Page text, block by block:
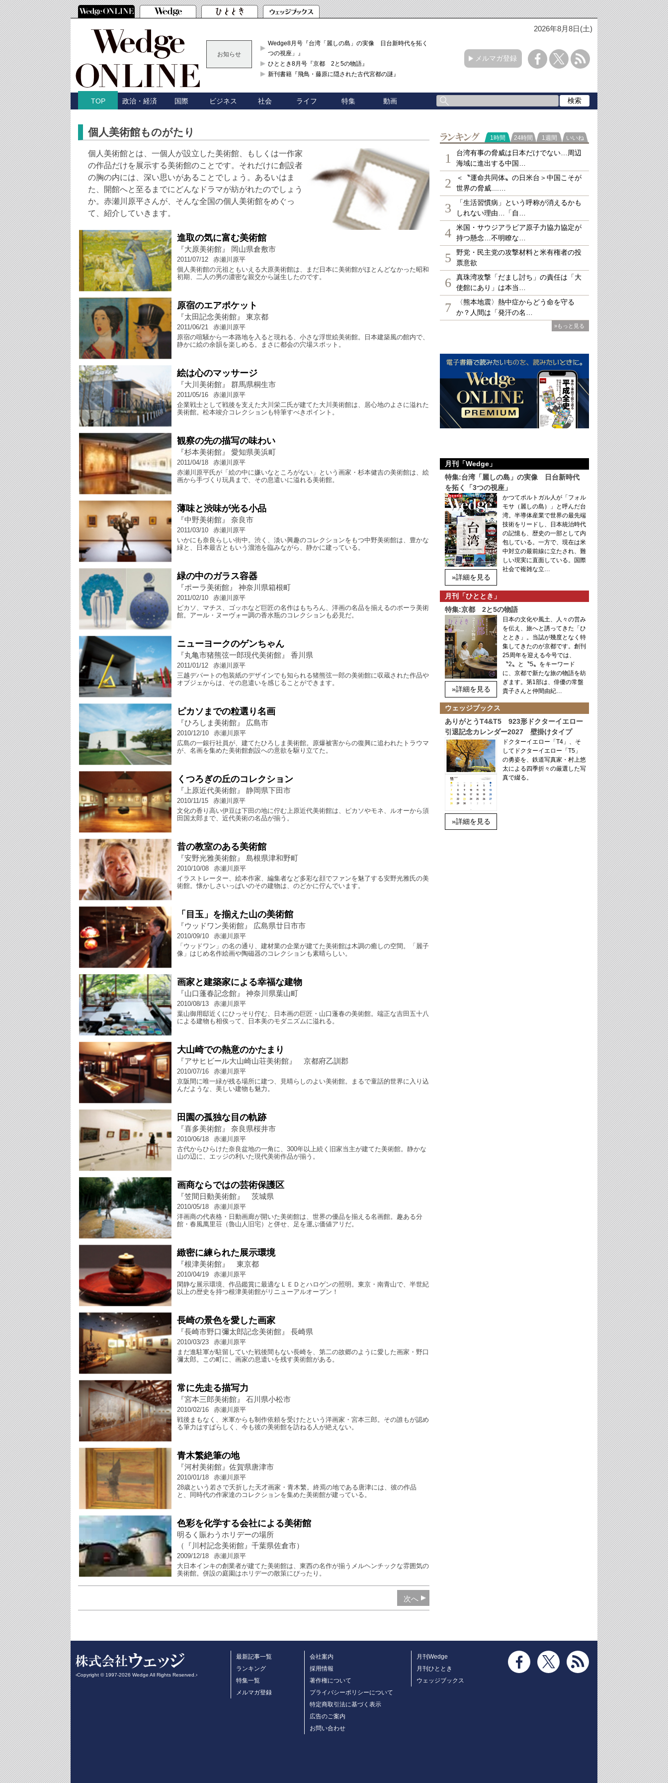
2026年8月8日(土)
お知らせ
Wedge8月号『台湾「麗しの島」の実像 日台新時代を拓く「3
つの視座」』
ひととき8月号『京都 2と5の物語』
新刊書籍『飛鳥・藤原に隠された古代宮都の謎』
メルマガ登録
TOP 政治・経済 国際 ビジネス 社会 ライフ 特集 動画
個人美術館ものがたり
個人美術館とは、一個人が設立した美術館、もしくは一作家
の作品だけを展示する美術館のことです。それだけに創設者
の胸の内には、深い思いがあることでしょう。あるいはま
た、開館へと至るまでにどんなドラマが紡がれたのでしょう
か。赤瀬川原平さんが、そんな全国の個人美術館をめぐっ
て、紹介していきます。
進取の気に富む美術館
『大原美術館』 岡山県倉敷市
2011/07/12
赤瀬川原平
個人美術館の元祖ともいえる大原美術館は、まだ日本に美術館がほとんどなかった昭和
初期、二人の男の濃密な親交から誕生したのです。
原宿のエアポケット
『太田記念美術館』 東京都
2011/06/21
赤瀬川原平
原宿の喧騒から一本路地を入ると現れる、小さな浮世絵美術館。日本建築風の館内で、
静かに絵の余韻を楽しめる。まさに都会の穴場スポット。
絵は心のマッサージ
『大川美術館』 群馬県桐生市
2011/05/16
赤瀬川原平
企業戦士として戦後を支えた大川栄二氏が建てた大川美術館は、居心地のよさに溢れた
美術館。松本竣介コレクションも特筆すべきポイント。
観察の先の描写の味わい
『杉本美術館』 愛知県美浜町
2011/04/18
赤瀬川原平
赤瀬川原平氏が「絵の中に嫌いなところがない」という画家・杉本健吉の美術館は、絵
画から手づくり玩具まで、その息遣いに溢れる美術館。
薄味と渋味が光る小品
『中野美術館』 奈良市
2011/03/10
赤瀬川原平
いかにも奈良らしい街中。渋く、淡い興趣のコレクションをもつ中野美術館は、豊かな
緑と、日本最古ともいう溜池を臨みながら、静かに建っている。
緑の中のガラス容器
『ポーラ美術館』 神奈川県箱根町
2011/02/10
赤瀬川原平
ピカソ、マチス、ゴッホなど巨匠の名作はもちろん、洋画の名品を揃えるのポーラ美術
館。アール・ヌーヴォー調の香水瓶のコレクションも必見だ。
ニューヨークのゲンちゃん
『丸亀市猪熊弦一郎現代美術館』 香川県
2011/01/12
赤瀬川原平
三越デパートの包装紙のデザインでも知られる猪熊弦一郎の美術館に収蔵された作品や
オブジェからは、その息遣いを感じることができます。
ピカソまでの粒選り名画
『ひろしま美術館』 広島市
2010/12/10
赤瀬川原平
広島の一銀行社員が、建てたひろしま美術館。原爆被害からの復興に追われたトラウマ
が、名画を集めた美術館創設への意欲を駆り立てた。
くつろぎの丘のコレクション
『上原近代美術館』 静岡県下田市
2010/11/15
赤瀬川原平
文化の香り高い伊豆は下田の地に佇む上原近代美術館は、ピカソやモネ、ルオーから須
田国太郎まで、近代美術の名品が揃う。
昔の教室のある美術館
『安野光雅美術館』 島根県津和野町
2010/10/08
赤瀬川原平
イラストレーター、絵本作家、編集者など多彩な顔でファンを魅了する安野光雅氏の美
術館。懐かしさいっぱいのその建物は、のどかに佇んでいます。
「目玉」を揃えた山の美術館
『ウッドワン美術館』 広島県廿日市市
2010/09/10
赤瀬川原平
「ウッドワン」の名の通り、建材業の企業が建てた美術館は木調の癒しの空間。「麗子
像」はじめ名作絵画や陶磁器のコレクションも素晴らしい。
画家と建築家による幸福な建物
『山口蓬春記念館』 神奈川県葉山町
2010/08/13
赤瀬川原平
葉山御用邸近くにひっそり佇む、日本画の巨匠・山口蓬春の美術館。端正な吉田五十八
による建物も相俟って、日本美のモダニズムに溢れる。
大山崎での熱意のかたまり
『アサヒビール大山崎山荘美術館』 京都府乙訓郡
2010/07/16
赤瀬川原平
京阪間に唯一緑が残る場所に建つ、見晴らしのよい美術館。まるで童話的世界に入り込
んだような、美しい建物も魅力。
田園の孤独な目の軌跡
『喜多美術館』 奈良県桜井市
2010/06/18
赤瀬川原平
古代からひらけた奈良盆地の一角に、300年以上続く旧家当主が建てた美術館。静かな
山の辺に、エッジの利いた現代美術作品が揃う。
画商ならではの芸術保護区
『笠間日動美術館』 茨城県
2010/05/18
赤瀬川原平
洋画商の代表格・日動画廊が開いた美術館は、世界の優品を揃える名画館。趣ある分
館・春風萬里荘（魯山人旧宅）と併せ、足を運ぶ価値アリだ。
緻密に練られた展示環境
『根津美術館』 東京都
2010/04/19
赤瀬川原平
閑静な展示環境、作品鑑賞に最適なＬＥＤとハロゲンの照明。東京・南青山で、半世紀
以上の歴史を持つ根津美術館がリニューアルオープン！
長崎の景色を愛した画家
『長崎市野口彌太郎記念美術館』 長崎県
2010/03/23
赤瀬川原平
まだ進駐軍が駐留していた戦後間もない長崎を、第二の故郷のように愛した画家・野口
彌太郎。この町に、画家の息遣いを残す美術館がある。
常に先走る描写力
『宮本三郎美術館』 石川県小松市
2010/02/16
赤瀬川原平
戦後まもなく、米軍からも制作依頼を受けたという洋画家・宮本三郎。その誰もが認め
る筆力はすばらしく、今も彼の美術館を訪ねる人が絶えない。
青木繁絶筆の地
『河村美術館』佐賀県唐津市
2010/01/18
赤瀬川原平
28歳という若さで夭折した天才画家・青木繁。終焉の地である唐津には、彼の作品
と、同時代の作家達のコレクションを集めた美術館が建っている。
色彩を化学する会社による美術館
明るく賑わうホリデーの場所
（『川村記念美術館』千葉県佐倉市）
2009/12/18
赤瀬川原平
大日本インキの創業者が建てた美術館は、東西の名作が揃うメルヘンチックな雰囲気の
美術館。併設の庭園はホリデーの散策にぴったり。
次へ
ランキング
1時間 24時間 1週間 いいね
1
台湾有事の脅威は日本だけでない…周辺
海域に進出する中国…
2
＜〝運命共同体〟の日米台＞中国こそが
世界の脅威....…
3
「生活習慣病」という呼称が消えるかも
しれない理由…「自…
4
米国・サウジアラビア原子力協力協定が
持つ懸念…不明瞭な…
5
野党・民主党の攻撃材料と米有権者の投
票意欲
6
真珠湾攻撃「だまし討ち」の責任は「大
使館にあり」は本当…
7
〈熊本地震〉熱中症からどう命を守る
か？人間は「発汗の名…
»もっと見る
月刊「Wedge」
特集:台湾「麗しの島」の実像 日台新時代
を拓く「3つの視座」
»詳細を見る
かつてポルトガル人が「フォル
モサ（麗しの島）」と呼んだ台
湾。半導体産業で世界の最先端
技術をリードし、日本統治時代
の記憶も、歴史の一部として内
包している。一方で、現在は米
中対立の最前線に立たされ、難
しい現実に直面している。国際
社会で複雑な立…
月刊「ひととき」
特集:京都 2と5の物語
»詳細を見る
日本の文化や風土、人々の営み
を伝え、旅へと誘ってきた「ひ
ととき」。当誌が幾度となく特
集してきたのが京都です。創刊
25周年を迎える今号では、
〝2〟と〝5〟をキーワード
に、京都で新たな旅の物語を紡
ぎます。第1部は、俳優の常盤
貴子さんと仲間由紀…
ウェッジブックス
ありがとうT4&T5 923形ドクターイエロー
引退記念カレンダー2027 壁掛けタイプ
»詳細を見る
ドクターイエロー「T4」、そ
してドクターイエロー「T5」
の勇姿を、鉄道写真家・村上悠
太による四季折々の厳選した写
真で綴る。
‹Copyright © 1997-2026 Wedge All Rights Reserved.›
最新記事一覧
ランキング
特集一覧
メルマガ登録
会社案内
採用情報
著作権について
プライバシーポリシーについて
特定商取引法に基づく表示
広告のご案内
お問い合わせ
月刊Wedge
月刊ひととき
ウェッジブックス